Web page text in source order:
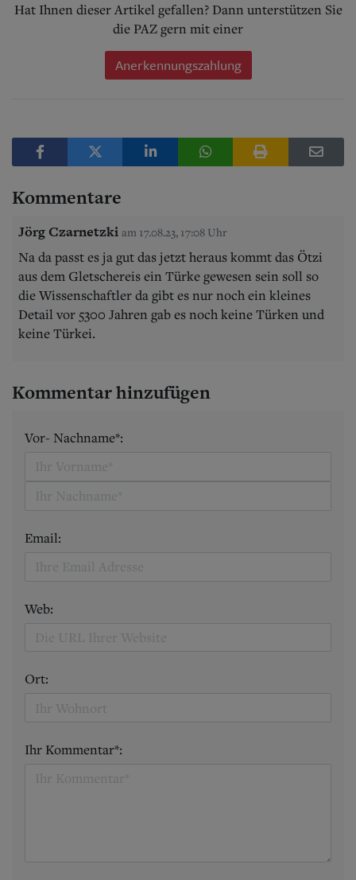
Hat Ihnen dieser Artikel gefallen? Dann unterstützen Sie
die PAZ gern mit einer
Anerkennungszahlung
Kommentare
Jörg Czarnetzki am 17.08.23, 17:08 Uhr
Na da passt es ja gut das jetzt heraus kommt das Ötzi
aus dem Gletschereis ein Türke gewesen sein soll so
die Wissenschaftler da gibt es nur noch ein kleines
Detail vor 5300 Jahren gab es noch keine Türken und
keine Türkei.
Kommentar hinzufügen
Vor- Nachname*:
Email:
Web:
Ort:
Ihr Kommentar*: